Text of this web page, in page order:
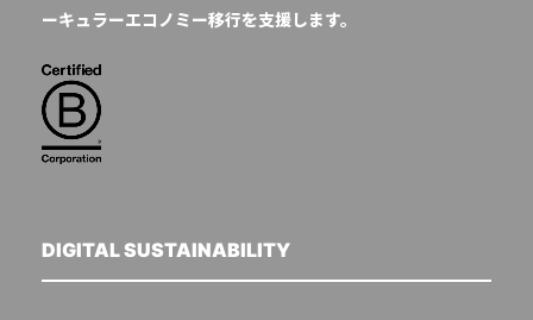
ーキュラーエコノミー移行を支援します。
DIGITAL SUSTAINABILITY